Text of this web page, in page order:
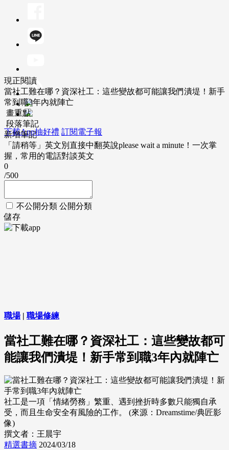
下載App抽好禮 訂閱電子報
現正閱讀
當社工難在哪？資深社工：這些變故都可能讓我們潰堤！新手
常到職3年內就陣亡
畫重點
段落筆記
新增筆記
「請稍等」英文別直接中翻英說please wait a minute！一次掌
握，常用的電話對談英文
0
/500
不公開分類 公開分類
儲存
職場| 職場修練
當社工難在哪？資深社工：這些變故都可
能讓我們潰堤！新手常到職3年內就陣亡
社工是一項「情緒勞務」繁重、遇到挫折時多數只能獨自承
受，而且生命安全有風險的工作。 (來源：Dreamstime/典匠影
像)
撰文者：王晨宇
精選書摘 2024/03/18